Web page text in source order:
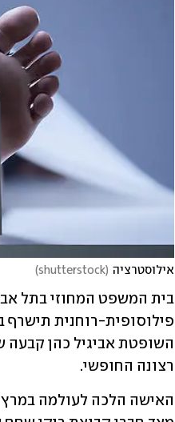
אילוסטרציה (
shutterstock
)
בית המשפט המחוזי בתל
רצונה החופשי.